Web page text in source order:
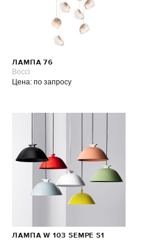
ЛАМПА 76
Bocci
Цена: по запросу
ЛАМПА W 103 SEMPE S1